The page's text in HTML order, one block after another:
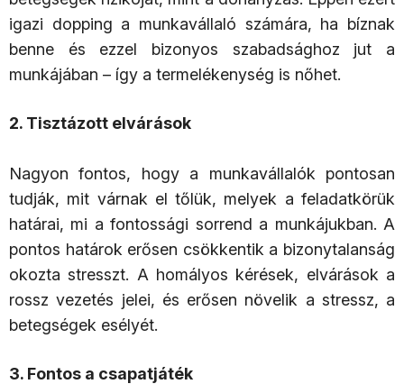
igazi dopping a munkavállaló számára, ha bíznak
benne és ezzel bizonyos szabadsághoz jut a
munkájában – így a termelékenység is nőhet.
2. Tisztázott elvárások
Nagyon fontos, hogy a munkavállalók pontosan
tudják, mit várnak el tőlük, melyek a feladatkörük
határai, mi a fontossági sorrend a munkájukban. A
pontos határok erősen csökkentik a bizonytalanság
okozta stresszt. A homályos kérések, elvárások a
rossz vezetés jelei, és erősen növelik a stressz, a
betegségek esélyét.
3. Fontos a csapatjáték